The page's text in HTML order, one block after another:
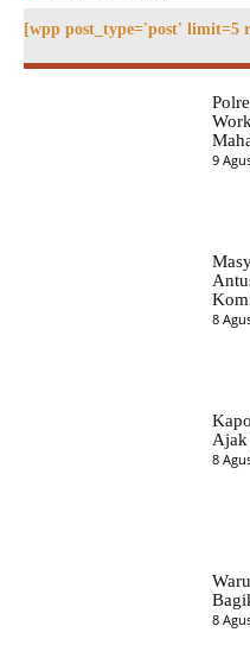
[wpp post_type='post' limit=5
9
8
Ajak
8
8